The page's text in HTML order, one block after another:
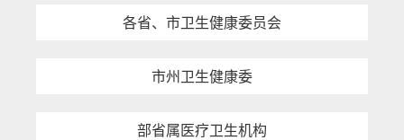
各省、市卫生健康委员会
市州卫生健康委
部省属医疗卫生机构